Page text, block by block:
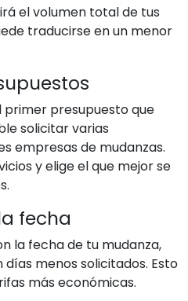
el volumen total de tus
traducirse en un menor
presupuesto que
solicitar varias
empresas de mudanzas.
y elige el que mejor se
fecha
la fecha de tu mudanza,
menos solicitados. Esto
más económicas.